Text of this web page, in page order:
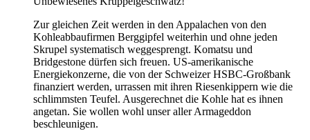
Zur gleichen Zeit werden in den Appalachen von den
Kohleabbaufirmen Berggipfel weiterhin und ohne jeden
Skrupel systematisch weggesprengt. Komatsu und
Bridgestone dürfen sich freuen. US-amerikanische
Energiekonzerne, die von der Schweizer HSBC-Großbank
finanziert werden, urrassen mit ihren Riesenkippern wie die
schlimmsten Teufel. Ausgerechnet die Kohle hat es ihnen
angetan. Sie wollen wohl unser aller Armageddon
beschleunigen.